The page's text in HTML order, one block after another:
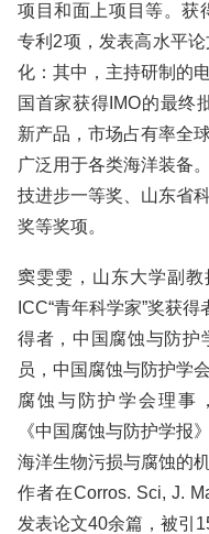
项目和面上项目等。获
专利2项，发表高水平
化：其中，主持研制的
国首家获得IMO的最终
新产品，市场占有率全
广泛用于各类海洋装备
技进步一等奖、山东省
奖等奖项。
窦雯雯，山东大学副
ICC“青年科学家”奖获
得者，中国腐蚀与防护
员，中国腐蚀与防护学
腐蚀与防护学会理事
《中国腐蚀与防护学报
海洋生物污损与腐蚀的
作者在Corros. Sci, J.
发表论文40余篇，被引